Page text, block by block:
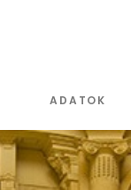
ADATOK